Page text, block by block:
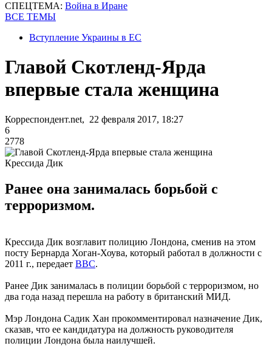
СПЕЦТЕМА: Война в Иране
ВСЕ ТЕМЫ
Вступление Украины в ЕС
Главой Скотленд-Ярда
впервые стала женщина
Корреспондент.net, 22 февраля 2017, 18:27
6
2778
Крессида Дик
Ранее она занималась борьбой с
терроризмом.
Крессида Дик возглавит полицию Лондона, сменив на этом
посту Бернарда Хоган-Хоува, который работал в должности с
2011 г., передает ВВС.
Ранее Дик занималась в полиции борьбой с терроризмом, но
два года назад перешла на работу в британский МИД.
Мэр Лондона Садик Хан прокомментировал назначение Дик,
сказав, что ее кандидатура на должность руководителя
полиции Лондона была наилучшей.